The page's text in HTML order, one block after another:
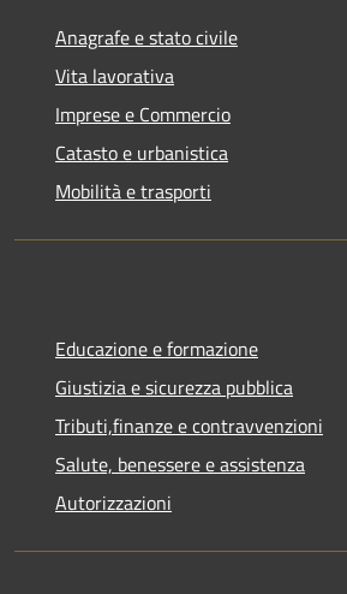
Anagrafe e stato civile
Vita lavorativa
Imprese e Commercio
Catasto e urbanistica
Mobilità e trasporti
Educazione e formazione
Giustizia e sicurezza pubblica
Tributi,finanze e contravvenzioni
Salute, benessere e assistenza
Autorizzazioni